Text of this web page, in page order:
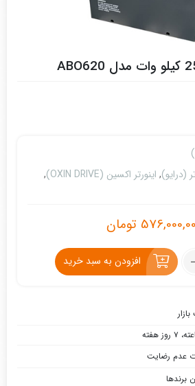
(درایو), اینورتر اکسین (OXIN DRIVE)
,
تومان
افزودن به سبد خرید
عدم رضایت
برندها